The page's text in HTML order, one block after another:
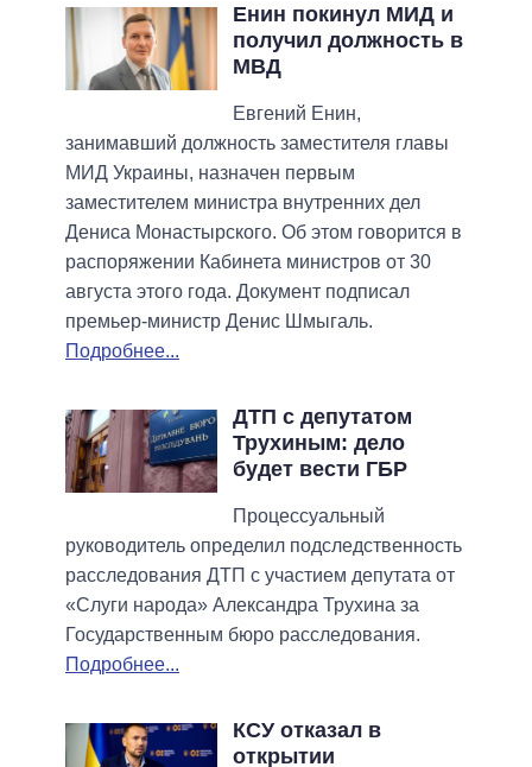
Енин покинул МИД и
получил должность в
МВД
Евгений Енин,
занимавший должность заместителя главы
МИД Украины, назначен первым
заместителем министра внутренних дел
Дениса Монастырского. Об этом говорится в
распоряжении Кабинета министров от 30
августа этого года. Документ подписал
премьер-министр Денис Шмыгаль.
Подробнее...
ДТП с депутатом
Трухиным: дело
будет вести ГБР
Процессуальный
руководитель определил подследственность
расследования ДТП с участием депутата от
«Слуги народа» Александра Трухина за
Государственным бюро расследования.
Подробнее...
КСУ отказал в
открытии